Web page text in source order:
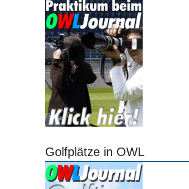
Golfplätze in OWL